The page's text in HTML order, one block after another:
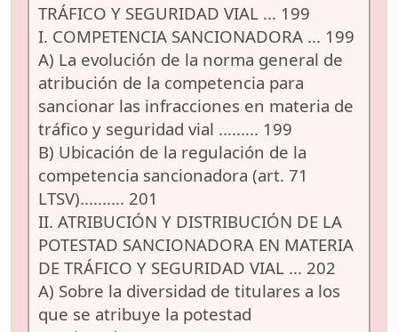
TRÁFICO Y SEGURIDAD VIAL ... 199
I. COMPETENCIA SANCIONADORA ... 199
A) La evolución de la norma general de
atribución de la competencia para
sancionar las infracciones en materia de
tráfico y seguridad vial ......... 199
B) Ubicación de la regulación de la
competencia sancionadora (art. 71
LTSV).......... 201
II. ATRIBUCIÓN Y DISTRIBUCIÓN DE LA
POTESTAD SANCIONADORA EN MATERIA
DE TRÁFICO Y SEGURIDAD VIAL ... 202
A) Sobre la diversidad de titulares a los
que se atribuye la potestad